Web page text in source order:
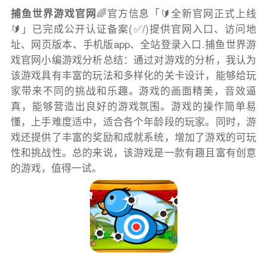
捕鱼世界游戏官网🌈官方信息「🔰全新官网正式上线
🔰」已完成公开认证备案(✅/)提供官网入口、访问地
址、网页版本、手机版app、全站登录入口.捕鱼世界游
戏官网小编游戏分析总结：通过对游戏的分析，我认为
该游戏具有丰富的玩法和多样化的关卡设计，能够给玩
家带来不同的挑战和乐趣。游戏的画面精美，音效逼
真，能够营造出良好的游戏氛围。游戏的操作简单易
懂，上手难度适中，适合各个年龄段的玩家。同时，游
戏还提供了丰富的奖励和成就系统，增加了游戏的可玩
性和挑战性。总的来说，该游戏是一款有趣且富有创意
的游戏，值得一试。